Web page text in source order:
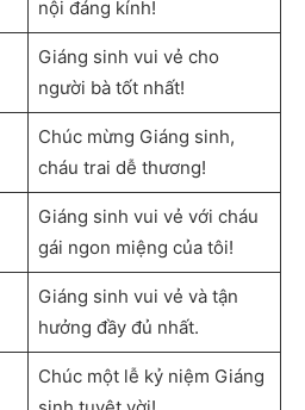
nội đáng kính!
Giáng sinh vui vẻ cho
người bà tốt nhất!
Chúc mừng Giáng sinh,
cháu trai dễ thương!
Giáng sinh vui vẻ với cháu
gái ngon miệng của tôi!
Giáng sinh vui vẻ và tận
hưởng đầy đủ nhất.
Chúc một lễ kỷ niệm Giáng